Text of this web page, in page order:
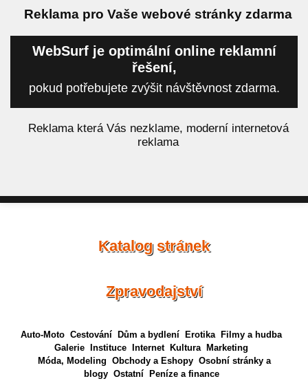
Reklama pro Vaše webové stránky zdarma
WebSurf je optimální online reklamní
řešení,
pokud potřebujete zvýšit návštěvnost zdarma.
Reklama která Vás nezklame, moderní internetová
reklama
Katalog stránek
Zpravodajství
Auto-Moto Cestování Dům a bydlení Erotika
Filmy a hudba
Galerie
Instituce Internet Kultura
Marketing
Móda, Modeling Obchody a Eshopy Osobní stránky a
blogy Ostatní
Peníze a finance